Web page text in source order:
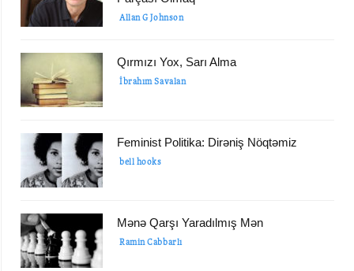
Allan G Johnson
Qırmızı Yox, Sarı Alma
İbrahım Savalan
Feminist Politika: Dirəniş Nöqtəmiz
bell hooks
Mənə Qarşı Yaradılmış Mən
Ramin Cabbarlı